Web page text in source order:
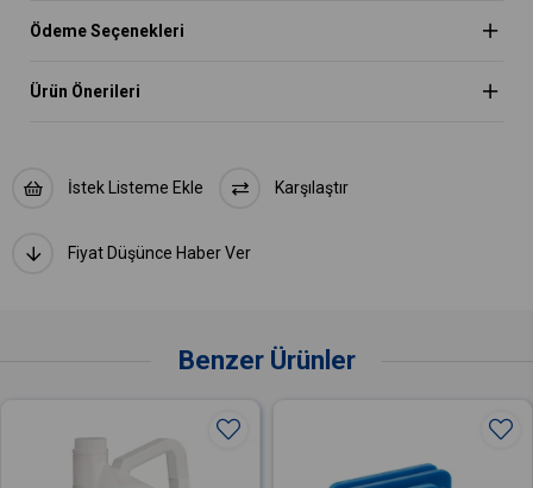
camlar, aynalar, kapı kolları, ev duvar kağıdı uygulamaları, inşaat karo
fayans uygulamaları için geniş bir ürün çeşitliliğe sahiptir. Size en
Ödeme Seçenekleri
Ürün Önerileri
İstek Listeme Ekle Karşılaştır
Fiyat Düşünce Haber Ver
Benzer Ürünler